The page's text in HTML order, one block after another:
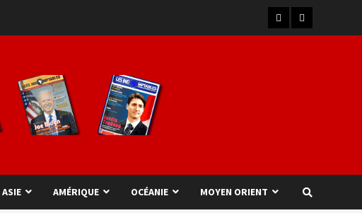
ASIE AMÉRIQUE OCÉANIE MOYEN ORIENT